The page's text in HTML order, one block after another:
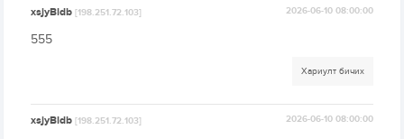
xsjyBldb[198.251.72.103] 2026-06-10 08:00:00
555
Хариулт бичих
xsjyBldb[198.251.72.103] 2026-06-10 08:00:00